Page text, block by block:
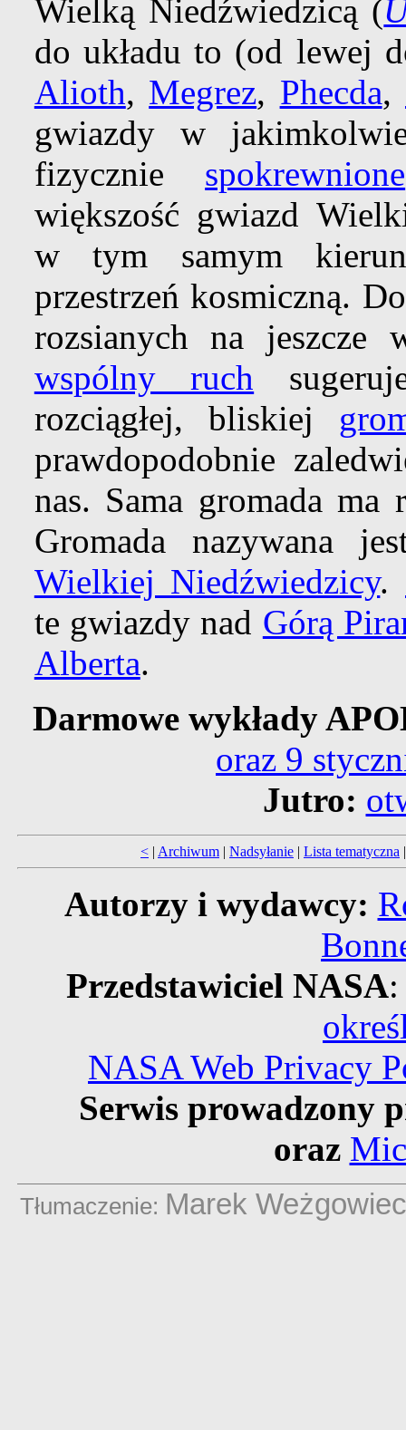
Wielką Niedźwiedzicą (
do układu to (od lewej
Alioth, Megrez, Phecda,
gwiazdy w
fizycznie spokrewnione
większość gwiazd
w tym samym
przestrzeń kosmiczną.
rozsianych na jeszcze
wspólny ruch
rozciągłej, bliskiej
prawdopodobnie
nas. Sama gromada
Gromada nazywana
Wielkiej Niedźwiedzicy.
te gwiazdy nad Górą
Alberta.
Darmowe wykłady
oraz 9
Jutro:
< | Archiwum | Nadsyłanie | Lista tematyczna
Autorzy i wydawcy:
Przedstawiciel NASA
NASA Web Privacy
Serwis prowadzony
oraz
Tłumaczenie: Marek Weżgowiec